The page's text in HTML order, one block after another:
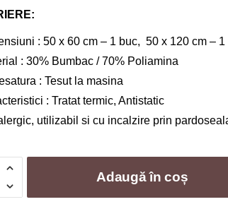
inițial
fost:
199,00 lei.
75,00 lei.
: 50 x 60 cm – 1 buc, 50 x 120 cm – 1
: 30% Bumbac / 70% Poliamina
: Tesut la masina
: Tratat termic, Antistatic
utilizabil si cu incalzire prin
Adaugă în coș